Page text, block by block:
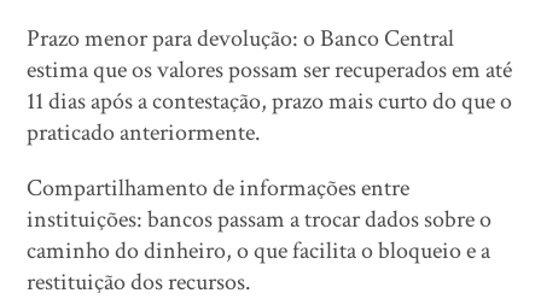
Prazo menor para devolução: o Banco Central
estima que os valores possam ser recuperados em até
11 dias após a contestação, prazo mais curto do que o
praticado anteriormente.
Compartilhamento de informações entre
instituições: bancos passam a trocar dados sobre o
caminho do dinheiro, o que facilita o bloqueio e a
restituição dos recursos.